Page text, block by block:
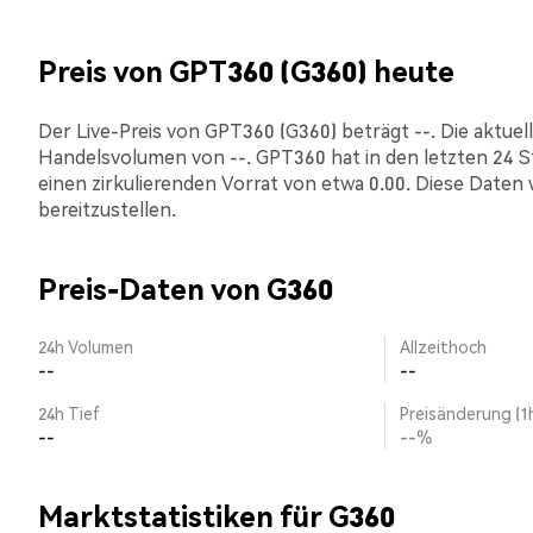
Preis von GPT360 (G360) heute
Der Live-Preis von GPT360 (G360) beträgt --. Die
Handelsvolumen von --. GPT360 hat in den letzten 24
einen zirkulierenden Vorrat von etwa 0.00. Diese
bereitzustellen.
Preis-Daten von G360
24h Volumen
--
Allzeithoch
--
24h Tief
--
Preisänderung
--%
Marktstatistiken für G360